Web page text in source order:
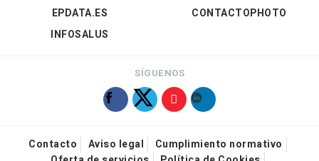
EPDATA.ES
INFOSALUS
CONTACTOPHOTO
SÍGUENOS
Contacto Aviso legal
Cumplimiento normativo